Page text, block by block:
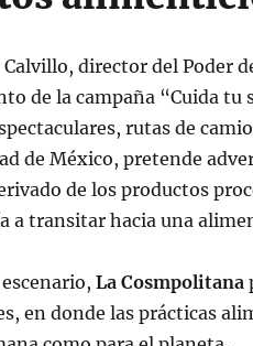
director del Poder
de la campaña “Cuida tu
rutas de
de México, pretende
de los productos
a transitar hacia una
La Cosmpolitana
en donde las prácticas